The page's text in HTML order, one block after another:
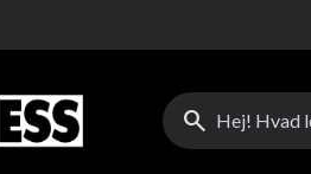
search